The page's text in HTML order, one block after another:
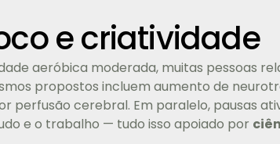
e criatividade
aeróbica moderada, muitas pessoas
propostos incluem aumento de
perfusão cerebral. Em paralelo, pausas
e o trabalho — tudo isso apoiado por